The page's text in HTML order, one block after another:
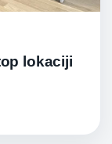
lokaciji